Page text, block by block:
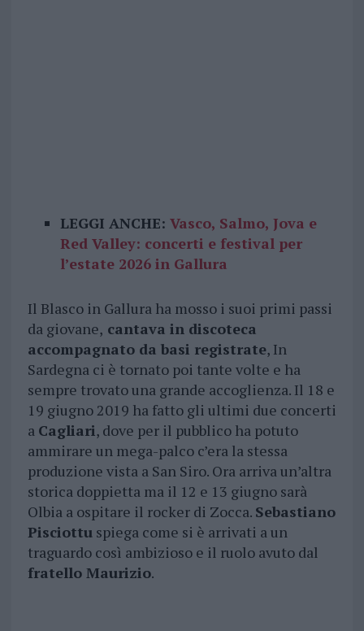
LEGGI ANCHE: Vasco, Salmo, Jova e
Red Valley: concerti e festival per
l’estate 2026 in Gallura
Il Blasco in Gallura ha mosso i suoi primi passi
da giovane, cantava in discoteca
accompagnato da basi registrate, In
Sardegna ci è tornato poi tante volte e ha
sempre trovato una grande accoglienza. Il 18 e
19 giugno 2019 ha fatto gli ultimi due concerti
a Cagliari, dove per il pubblico ha potuto
ammirare un mega-palco c’era la stessa
produzione vista a San Siro. Ora arriva un’altra
storica doppietta ma il 12 e 13 giugno sarà
Olbia a ospitare il rocker di Zocca. Sebastiano
Pisciottuspiega come si è arrivati a un
traguardo così ambizioso e il ruolo avuto dal
fratello Maurizio.